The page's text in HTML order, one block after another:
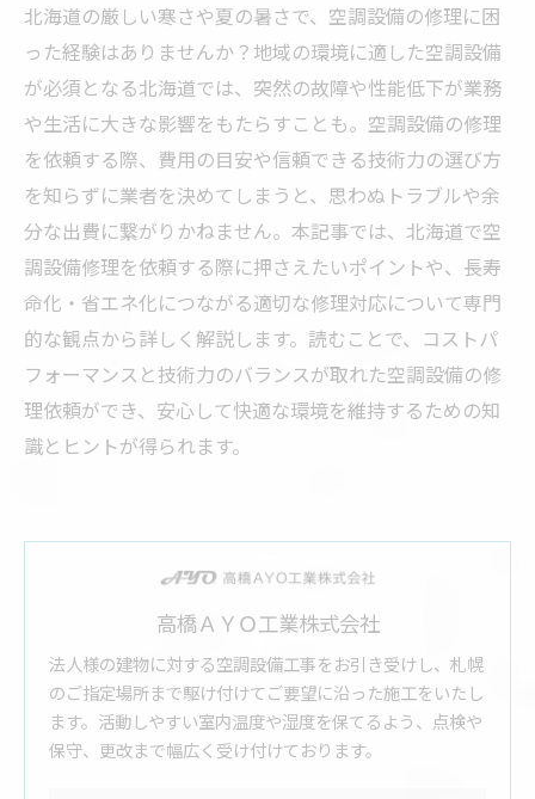
北海道の厳しい寒さや夏の暑さで、空調設備の修理に困
った経験はありませんか？地域の環境に適した空調設備
が必須となる北海道では、突然の故障や性能低下が業務
や生活に大きな影響をもたらすことも。空調設備の修理
を依頼する際、費用の目安や信頼できる技術力の選び方
を知らずに業者を決めてしまうと、思わぬトラブルや余
分な出費に繋がりかねません。本記事では、北海道で空
調設備修理を依頼する際に押さえたいポイントや、長寿
命化・省エネ化につながる適切な修理対応について専門
的な観点から詳しく解説します。読むことで、コストパ
フォーマンスと技術力のバランスが取れた空調設備の修
理依頼ができ、安心して快適な環境を維持するための知
識とヒントが得られます。
高橋ＡＹＯ工業株式会社
法人様の建物に対する空調設備工事をお引き受けし、札幌
のご指定場所まで駆け付けてご要望に沿った施工をいたし
ます。活動しやすい室内温度や湿度を保てるよう、点検や
保守、更改まで幅広く受け付けております。